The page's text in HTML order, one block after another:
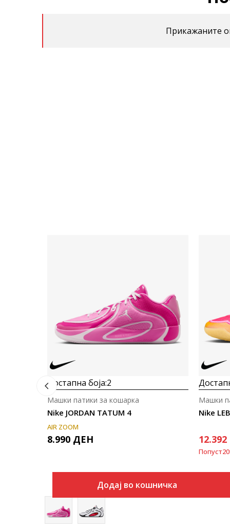
Прикажаните
Достапна боја:2
Nike JORDAN TATUM 4
Машки патики за кошарка
AIR ZOOM
8.990 ДЕН
Додај во кошничка
Nike
Машки
12.392
Попуст20